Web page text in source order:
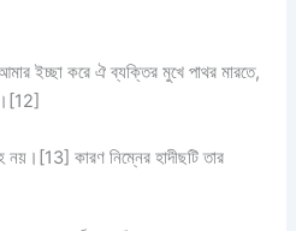
ইচ্ছা করে ঐ ব্যক্তির মুখে পাথর মারতে,
নয়।[13] কারণ নিম্নের হাদীছটি তার